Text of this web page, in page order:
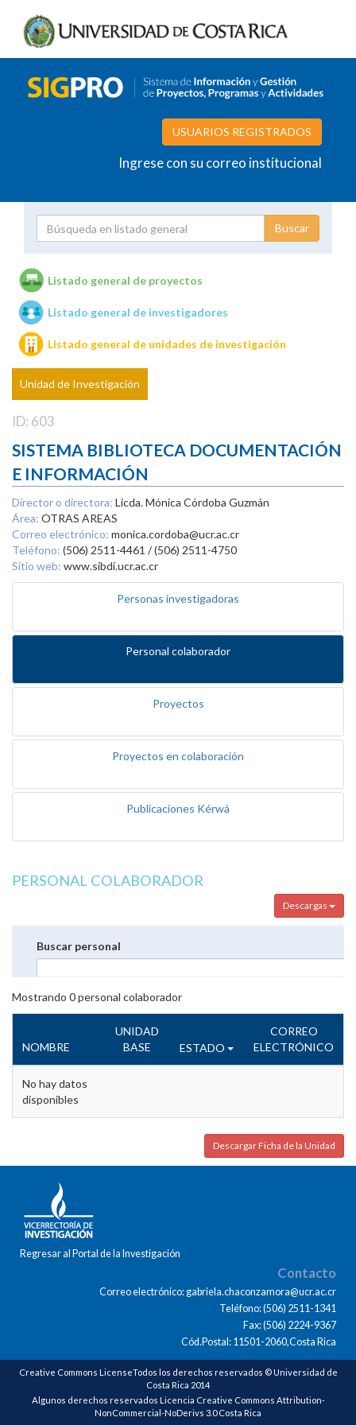
USUARIOS REGISTRADOS
Ingrese con su correo institucional
Unidades de investigación
Listado general de proyectos
Listado general de investigadores
Listado general de unidades de investigación
Unidad de Investigación
ID: 603
SISTEMA BIBLIOTECA DOCUMENTACIÓN
E INFORMACIÓN
Director o directora: Licda. Mónica Córdoba Guzmán
Área: OTRAS AREAS
Correo electrónico: monica.cordoba@ucr.ac.cr
Teléfono: (506) 2511-4461 / (506) 2511-4750
Sitio web: www.sibdi.ucr.ac.cr
Personas investigadoras
Personal colaborador
Proyectos
Proyectos en colaboración
Publicaciones Kérwá
PERSONAL COLABORADOR
Descargas
Buscar personal
Mostrando 0personal colaborador
NOMBRE
UNIDAD
BASE
ESTADO
CORREO
ELECTRÓNICO
No hay datos
disponibles
Descargar Ficha de la Unidad
Regresar al Portal de la Investigación
Contacto
Correo electrónico: gabriela.chaconzamora@ucr.ac.cr
Teléfono: (506) 2511-1341
Fax: (506) 2224-9367
Cód.Postal: 11501-2060,Costa Rica
Creative Commons LicenseTodos los derechos reservados © Universidad de
Costa Rica 2014
Algunos derechos reservados Licencia Creative Commons Attribution-
NonCommercial-NoDerivs 3.0 Costa Rica